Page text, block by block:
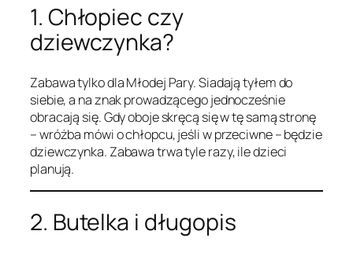
1. Chłopiec czy
dziewczynka?
Zabawa tylko dla Młodej Pary. Siadają tyłem do
siebie, a na znak prowadzącego jednocześnie
obracają się. Gdy oboje skręcą się w tę samą stronę
– wróżba mówi o chłopcu, jeśli w przeciwne – będzie
dziewczynka. Zabawa trwa tyle razy, ile dzieci
planują.
2. Butelka i długopis